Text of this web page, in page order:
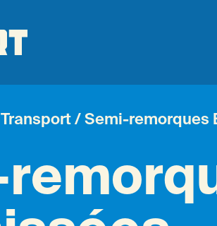
Transport / Semi-remorques
Numéro TVA